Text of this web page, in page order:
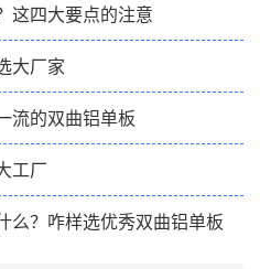
这四大要点的注意
大厂家
流的双曲铝单板
工厂
么？咋样选优秀双曲铝单板